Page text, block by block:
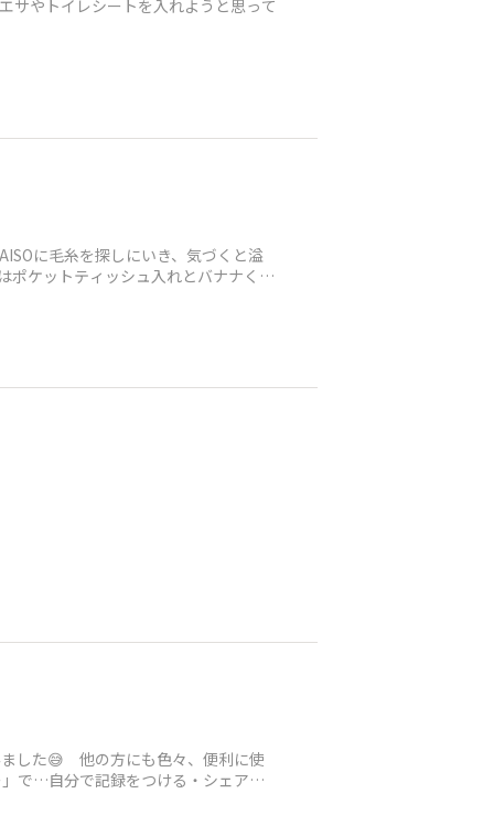
サやトイレシートを入れようと思って
に毛糸を探しにいき、気づくと溢
ポケットティッシュ入れとバナナくん
した😅 他の方にも色々、便利に使
で…自分で記録をつける・シェアす